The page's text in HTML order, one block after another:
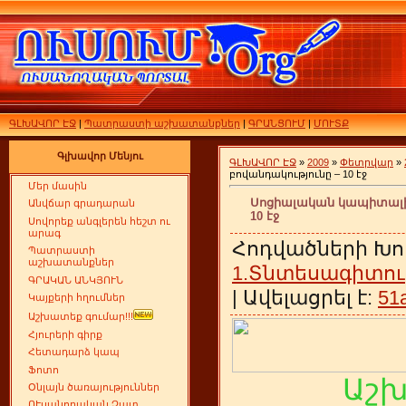
ԳԼԽԱՎՈՐ ԷՋ|Պատրաստի աշխատանքներ|ԳՐԱՆՑՈՒՄ|ՄՈՒՏՔ
Գլխավոր Մենյու
Մեր մասին
Անվճար գրադարան
Սովորեք անգլերեն հեշտ ու
արագ
Պատրաստի
աշխատանքներ
ԳՐԱԿԱՆ ԱՆԿՅՈՒՆ
Կայքերի հղումներ
Աշխատեք գումար!!!
Հյուրերի գիրք
Հետադարձ կապ
Ֆոտո
Օնլայն ծառայություններ
ԳԼԽԱՎՈՐ ԷՋ » 2009 » Փետրվար »
բովանդակությունը – 10 էջ
Սոցիալական կապիտալի
10 էջ
Հոդվածների
| Ավելացրել է: